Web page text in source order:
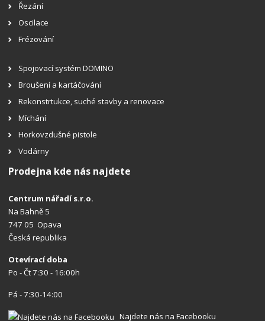
Řezání
Oscilace
Frézování
Spojovací systém DOMINO
Broušení a kartáčování
Rekonstrtukce, suché stavby a renovace
Míchání
Horkovzdušné pistole
Vodárny
Prodejna kde nás najdete
Centrum nářadí s.r.o.
Na Bahně 5
747 05 Opava
Česká republika
Otevírací doba
Po - Čt 7:30 - 16:00h
Pá - 7:30-14:00
Najdete nás na Facebooku